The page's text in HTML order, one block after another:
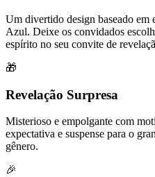
Um divertido design baseado em
Azul. Deixe os convidados
espírito no seu convite de
🎁
Revelação Surpresa
Misterioso e empolgante com
expectativa e suspense para o
gênero.
🎉